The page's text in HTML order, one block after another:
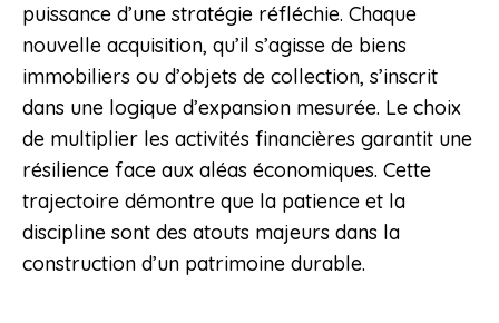
puissance d’une stratégie réfléchie. Chaque
nouvelle acquisition, qu’il s’agisse de biens
immobiliers ou d’objets de collection, s’inscrit
dans une logique d’expansion mesurée. Le choix
de multiplier les activités financières garantit une
résilience face aux aléas économiques. Cette
trajectoire démontre que la patience et la
discipline sont des atouts majeurs dans la
construction d’un patrimoine durable.